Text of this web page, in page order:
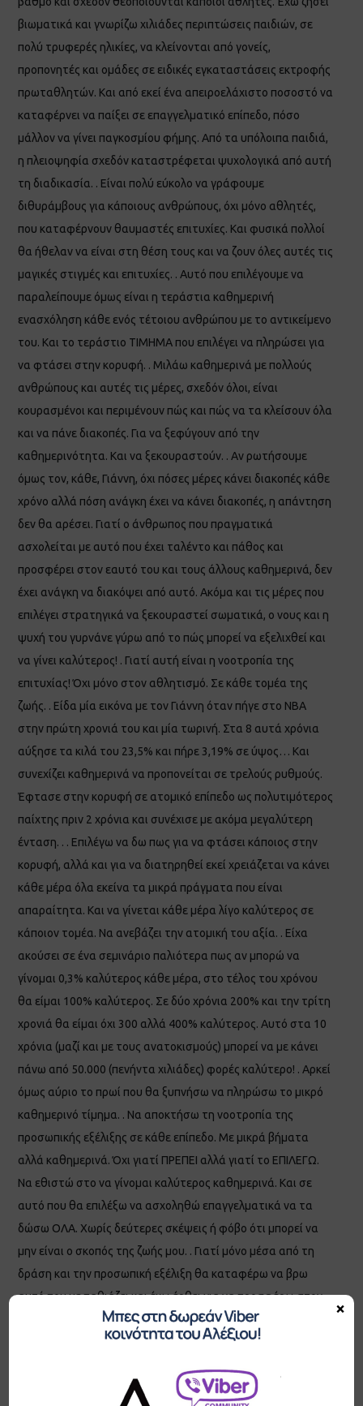
βιωματικά και γνωρίζω χιλιάδες περιπτώσεις παιδιών, σε
πολύ τρυφερές ηλικίες, να κλείνονται από γονείς,
προπονητές και ομάδες σε ειδικές εγκαταστάσεις εκτροφής
πρωταθλητών. Και από εκεί ένα απειροελάχιστο ποσοστό να
καταφέρνει να παίξει σε επαγγελματικό επίπεδο, πόσο
μάλλον να γίνει παγκοσμίου φήμης. Από τα υπόλοιπα παιδιά,
η πλειοψηφία σχεδόν καταστρέφεται ψυχολογικά από αυτή
τη διαδικασία. . Είναι πολύ εύκολο να γράφουμε
διθυράμβους για κάποιους ανθρώπους, όχι μόνο αθλητές,
που καταφέρνουν θαυμαστές επιτυχίες. Και φυσικά πολλοί
θα ήθελαν να είναι στη θέση τους και να ζουν όλες αυτές τις
μαγικές στιγμές και επιτυχίες. . Αυτό που επιλέγουμε να
παραλείπουμε όμως είναι η τεράστια καθημερινή
ενασχόληση κάθε ενός τέτοιου ανθρώπου με το αντικείμενο
του. Και το τεράστιο ΤΙΜΗΜΑ που επιλέγει να πληρώσει για
να φτάσει στην κορυφή. . Μιλάω καθημερινά με πολλούς
ανθρώπους και αυτές τις μέρες, σχεδόν όλοι, είναι
κουρασμένοι και περιμένουν πώς και πώς να τα κλείσουν όλα
και να πάνε διακοπές. Για να ξεφύγουν από την
καθημερινότητα. Και να ξεκουραστούν. . Αν ρωτήσουμε
όμως τον, κάθε, Γιάννη, όχι πόσες μέρες κάνει διακοπές κάθε
χρόνο αλλά πόση ανάγκη έχει να κάνει διακοπές, η απάντηση
δεν θα αρέσει. Γιατί ο άνθρωπος που πραγματικά
ασχολείται με αυτό που έχει ταλέντο και πάθος και
προσφέρει στον εαυτό του και τους άλλους καθημερινά, δεν
έχει ανάγκη να διακόψει από αυτό. Ακόμα και τις μέρες που
επιλέγει στρατηγικά να ξεκουραστεί σωματικά, ο νους και η
ψυχή του γυρνάνε γύρω από το πώς μπορεί να εξελιχθεί και
να γίνει καλύτερος! . Γιατί αυτή είναι η νοοτροπία της
επιτυχίας! Όχι μόνο στον αθλητισμό. Σε κάθε τομέα της
ζωής. . Είδα μία εικόνα με τον Γιάννη όταν πήγε στο NBA
στην πρώτη χρονιά του και μία τωρινή. Στα 8 αυτά χρόνια
αύξησε τα κιλά του 23,5% και πήρε 3,19% σε ύψος… Και
συνεχίζει καθημερινά να προπονείται σε τρελούς ρυθμούς.
Έφτασε στην κορυφή σε ατομικό επίπεδο ως πολυτιμότερος
παίχτης πριν 2 χρόνια και συνέχισε με ακόμα μεγαλύτερη
ένταση. . . Επιλέγω να δω πως για να φτάσει κάποιος στην
κορυφή, αλλά και για να διατηρηθεί εκεί χρειάζεται να κάνει
κάθε μέρα όλα εκείνα τα μικρά πράγματα που είναι
απαραίτητα. Και να γίνεται κάθε μέρα λίγο καλύτερος σε
κάποιον τομέα. Να ανεβάζει την ατομική του αξία. . Είχα
ακούσει σε ένα σεμινάριο παλιότερα πως αν μπορώ να
γίνομαι 0,3% καλύτερος κάθε μέρα, στο τέλος του χρόνου
θα είμαι 100% καλύτερος. Σε δύο χρόνια 200% και την τρίτη
χρονιά θα είμαι όχι 300 αλλά 400% καλύτερος. Αυτό στα 10
χρόνια (μαζί και με τους ανατοκισμούς) μπορεί να με κάνει
πάνω από 50.000 (πενήντα χιλιάδες) φορές καλύτερο! . Αρκεί
όμως αύριο το πρωί που θα ξυπνήσω να πληρώσω το μικρό
καθημερινό τίμημα. . Να αποκτήσω τη νοοτροπία της
προσωπικής εξέλιξης σε κάθε επίπεδο. Με μικρά βήματα
αλλά καθημερινά. Όχι γιατί ΠΡΕΠΕΙ αλλά γιατί το ΕΠΙΛΕΓΩ.
Να εθιστώ στο να γίνομαι καλύτερος καθημερινά. Και σε
αυτό που θα επιλέξω να ασχοληθώ επαγγελματικά να τα
δώσω ΟΛΑ. Χωρίς δεύτερες σκέψεις ή φόβο ότι μπορεί να
μην είναι ο σκοπός της ζωής μου. . Γιατί μόνο μέσα από τη
δράση και την προσωπική εξέλιξη θα καταφέρω να βρω
αυτό που με παθιάζει και έχω έρθει για να προσφέρω στον
κόσμο αυτό. Αλλά και πάλι αν περιμένω πότε θα το βρω για
να ξεκινήσω να τα δίνω όλα και να γίνομαι καθημερινά
. Θα κλείσω με ένα απόσπασμα από τη συνέντευξη που
×